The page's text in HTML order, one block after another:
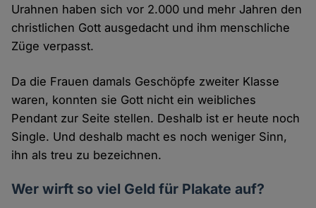
Urahnen haben sich vor 2.000 und mehr Jahren den
christlichen Gott ausgedacht und ihm menschliche
Züge verpasst.
Da die Frauen damals Geschöpfe zweiter Klasse
waren, konnten sie Gott nicht ein weibliches
Pendant zur Seite stellen. Deshalb ist er heute noch
Single. Und deshalb macht es noch weniger Sinn,
ihn als treu zu bezeichnen.
Wer wirft so viel Geld für Plakate auf?